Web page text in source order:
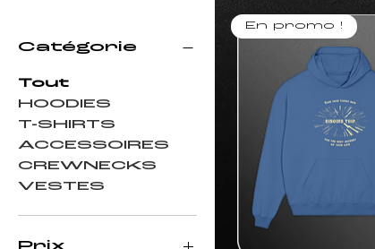
Catégorie
Tout
HOODIES
T-SHIRTS
ACCESSOIRES
CREWNECKS
VESTES
En promo !